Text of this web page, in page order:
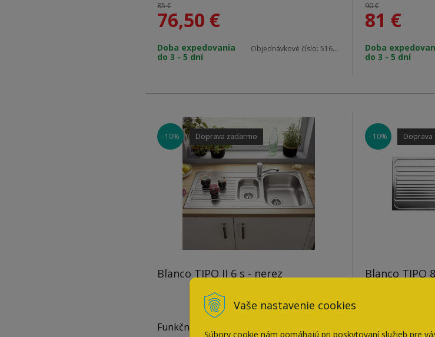
Vaše nastavenie cookies
Súbory cookie nám pomáhajú pri poskytovaní služieb pre
Materiál: nerez
Vonkajšie rozmery: 605 x 500 mm
Hĺbka vaničky: 170 mm
V balení so sifónom – pachový uzáver,
bez excentra
85 €
76,50 €
Doba expedovania
do 3 - 5 dní
Objednávkové číslo: 516524
Materiál: nerez
Vonkajšie
Hĺbka vaničky:
V balení so
bez excentra
90 €
81 €
Doba
do 3 - 5 dní
- 10% Doprava zadarmo
Blanco TIPO II 6 s - nerez
Funkčný dizajn pre vaše pohodlie
- 10% Doprava
Blanco TIPO